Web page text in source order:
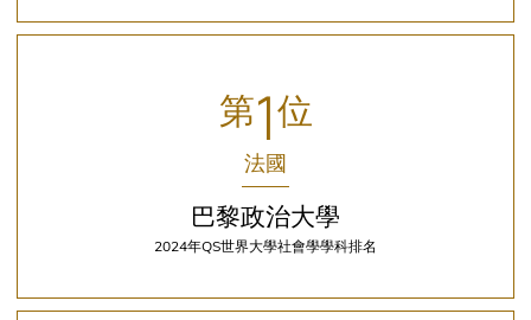
第1位
法國
巴黎政治大學
2024年QS世界大學社會學學科排名